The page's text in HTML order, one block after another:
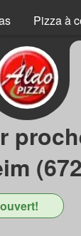
Pizza à